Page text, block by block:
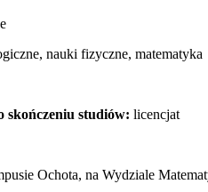
nauki fizyczne, matematyka
skończeniu studiów: licencjat
Ochota, na Wydziale